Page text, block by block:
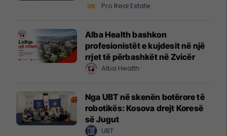
Pro Real Estate
Alba Health bashkon
profesionistët e kujdesit në një
rrjet të përbashkët në Zvicër
Alba Health
Nga UBT në skenën botërore të
robotikës: Kosova drejt Koresë
së Jugut
UBT